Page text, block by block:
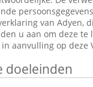
van Adyen,
u aan om deze te
aanvulling op deze
doeleinden